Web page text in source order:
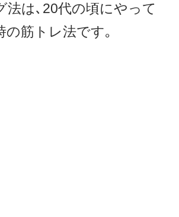
法は､20代の頃にやって
の筋トレ法です｡